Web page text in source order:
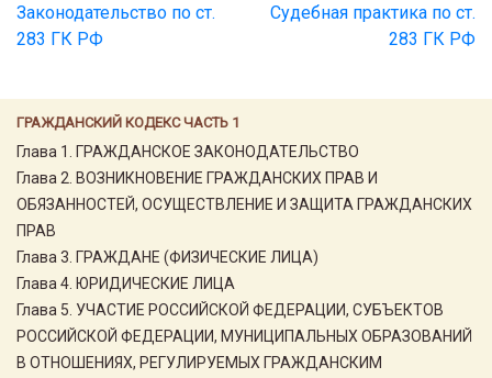
ГРАЖДАНСКИЙ КОДЕКС ЧАСТЬ 1
Глава 1. ГРАЖДАНСКОЕ ЗАКОНОДАТЕЛЬСТВО
Глава 2. ВОЗНИКНОВЕНИЕ ГРАЖДАНСКИХ ПРАВ И
ОБЯЗАННОСТЕЙ, ОСУЩЕСТВЛЕНИЕ И ЗАЩИТА ГРАЖДАНСКИХ
ПРАВ
Глава 3. ГРАЖДАНЕ (ФИЗИЧЕСКИЕ ЛИЦА)
Глава 4. ЮРИДИЧЕСКИЕ ЛИЦА
Глава 5. УЧАСТИЕ РОССИЙСКОЙ ФЕДЕРАЦИИ, СУБЪЕКТОВ
РОССИЙСКОЙ ФЕДЕРАЦИИ, МУНИЦИПАЛЬНЫХ ОБРАЗОВАНИЙ
В ОТНОШЕНИЯХ, РЕГУЛИРУЕМЫХ ГРАЖДАНСКИМ
Законодательство по ст.
283 ГК РФ
Судебная практика по ст.
283 ГК РФ